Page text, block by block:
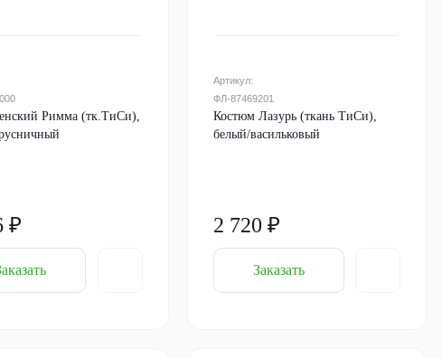
Римма (тк.ТиСи),
₽
Артикул:
ФЛ-87469201
Костюм Лазурь (ткань ТиСи),
белый/васильковый
2 720 ₽
Заказать